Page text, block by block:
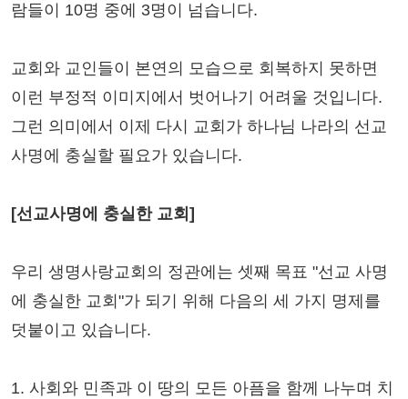
람들이 10명 중에 3명이 넘습니다.
교회와 교인들이 본연의 모습으로 회복하지 못하면
이런 부정적 이미지에서 벗어나기 어려울 것입니다.
그런 의미에서 이제 다시 교회가 하나님 나라의 선교
사명에 충실할 필요가 있습니다.
[선교사명에 충실한 교회]
우리 생명사랑교회의 정관에는 셋째 목표 "선교 사명
에 충실한 교회"가 되기 위해 다음의 세 가지 명제를
덧붙이고 있습니다.
1. 사회와 민족과 이 땅의 모든 아픔을 함께 나누며 치